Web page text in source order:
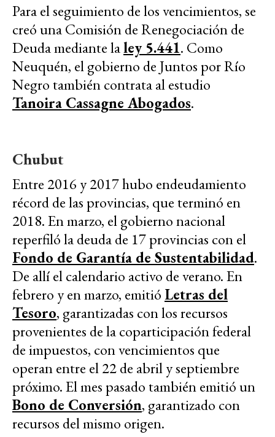
Para el seguimiento de los vencimientos, se
creó una Comisión de Renegociación de
Deuda mediante laley 5.441. Como
Neuquén, el gobierno de Juntos por Río
Negro también contrata al estudio
Tanoira Cassagne Abogados.
Chubut
Entre 2016 y 2017 hubo endeudamiento
récord de las provincias, que terminó en
2018. En marzo, el gobierno nacional
reperfiló la deuda de 17 provincias con el
Fondo de Garantía de Sustentabilidad.
De allí el calendario activo de verano. En
febrero y en marzo, emitió Letras del
Tesoro, garantizadas con los recursos
provenientes de la coparticipación federal
de impuestos, con vencimientos que
operan entre el 22 de abril y septiembre
próximo. El mes pasado también emitió un
Bono de Conversión, garantizado con
recursos del mismo origen.